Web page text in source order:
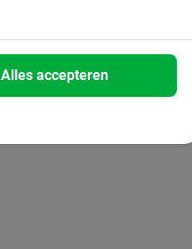
Alles accepteren